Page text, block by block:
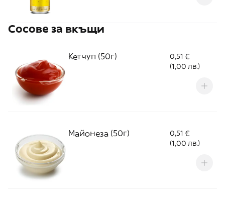
Сосове за вкъщи
Кетчуп (50г)
0,51 €
(1,00 лв.)
Майонеза (50г)
0,51 €
(1,00 лв.)